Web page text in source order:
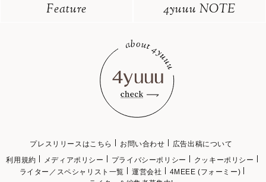
Feature
4yuuu NOTE
プレスリリースはこちら お問い合わせ
広告出稿について
利用規約
メディアポリシー プライバシーポリシー
クッキーポリシー
ライター／スペシャリスト一覧
運営会社
4MEEE (フォーミー)